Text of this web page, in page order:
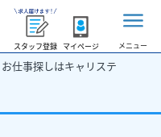
スタッフ登録 マイページ メニュー
仕事探しはキャリステ